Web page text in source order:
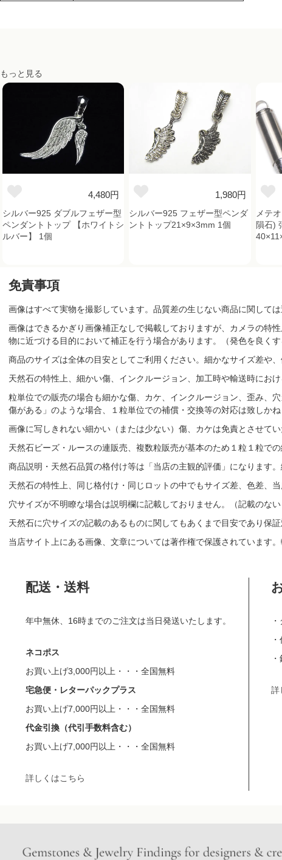
もっと見る
4,480円
シルバー925 ダブルフェザー型
ペンダントトップ 【ホワイトシ
ルバー】 1個
1,980円
シルバー925 フェザー型ペンダ
ントトップ21×9×3mm 1個
メテ
隕石)
免責事項
画像はすべて実物を撮影しています。品質差の生じない商品に関して
画像はできるかぎり画像補正なしで掲載しておりますが、カメラの特
物に近づける目的において補正を行う場合があります。（発色を良く
商品のサイズは全体の目安としてご利用ください。細かなサイズ差や
天然石の特性上、細かい傷、インクルージョン、加工時や輸送時にお
粒単位での販売の場合も細かな傷、カケ、インクルージョン、歪み、
傷がある」のような場合、１粒単位での補償・交換等の対応は致しかね
画像に写しきれない細かい（または少ない）傷、カケは免責とさせてい
天然石ビーズ・ルースの連販売、複数粒販売が基本のため１粒１粒で
商品説明・天然石品質の格付け等は「当店の主観的評価」になります
天然石の特性上、同じ格付け・同じロットの中でもサイズ差、色差、
穴サイズが不明瞭な場合は説明欄に記載しておりません。（記載のな
天然石に穴サイズの記載のあるものに関してもあくまで目安であり保証
当店サイト上にある画像、文章については著作権で保護されています。
配送・送料
年中無休、16時までのご注文は当日発送いたします。
ネコポス
お買い上げ3,000円以上・・・全国無料
宅急便・レターパックプラス
お買い上げ7,000円以上・・・全国無料
代金引換（代引手数料含む）
お買い上げ7,000円以上・・・全国無料
詳しくはこちら
詳